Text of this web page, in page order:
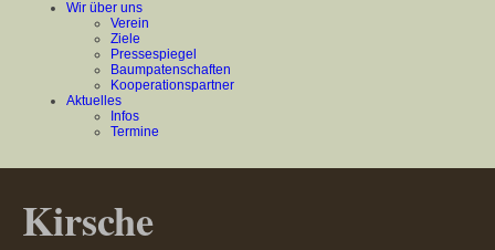
Wir über uns
Verein
Ziele
Pressespiegel
Baumpatenschaften
Kooperationspartner
Aktuelles
Infos
Termine
Kirsche